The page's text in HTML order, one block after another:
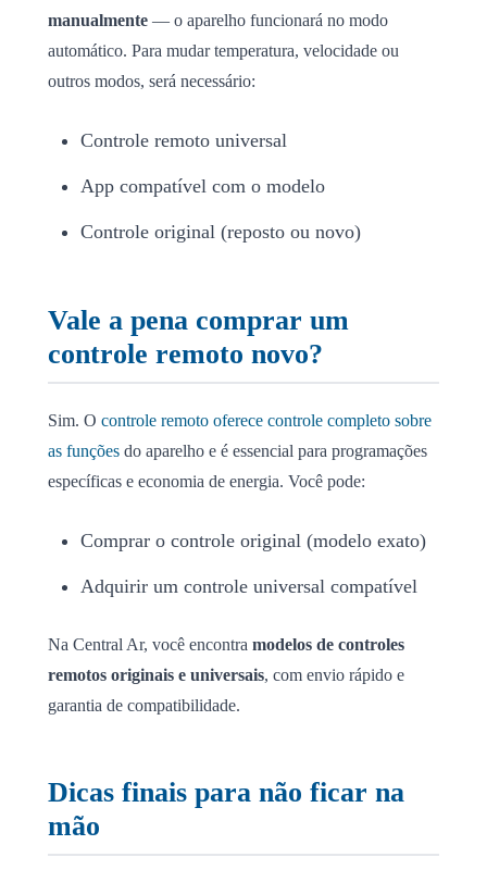
manualmente — o aparelho funcionará no modo
automático. Para mudar temperatura, velocidade ou
outros modos, será necessário:
Controle remoto universal
App compatível com o modelo
Controle original (reposto ou novo)
Vale a pena comprar um
controle remoto novo?
Sim. O controle remoto oferece controle completo sobre
as funções do aparelho e é essencial para programações
específicas e economia de energia. Você pode:
Comprar o controle original (modelo exato)
Adquirir um controle universal compatível
Na Central Ar, você encontra modelos de controles
remotos originais e universais, com envio rápido e
garantia de compatibilidade.
Dicas finais para não ficar na
mão